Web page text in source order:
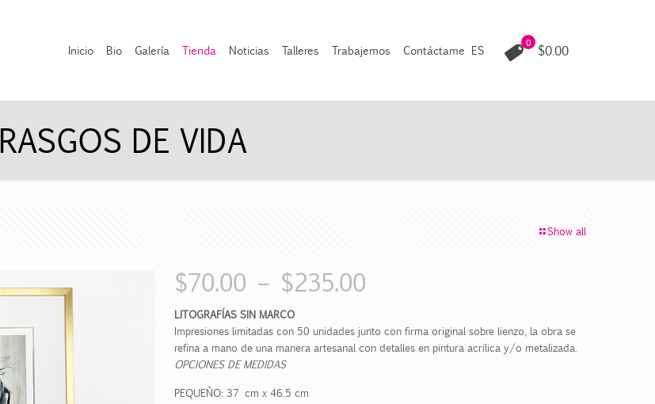
Inicio Bio Galería Tienda Noticias Talleres Trabajemos Contáctame ES 0 $0.00
RASGOS DE VIDA
Show all
$70.00 – $235.00
LITOGRAFÍAS SIN MARCO
Impresiones limitadas con 50 unidades junto con firma original sobre lienzo, la obra se
refina a mano de una manera artesanal con detalles en pintura acrílica y/o metalizada.
OPCIONES DE MEDIDAS
PEQUEÑO: 37 cm x 46.5cm